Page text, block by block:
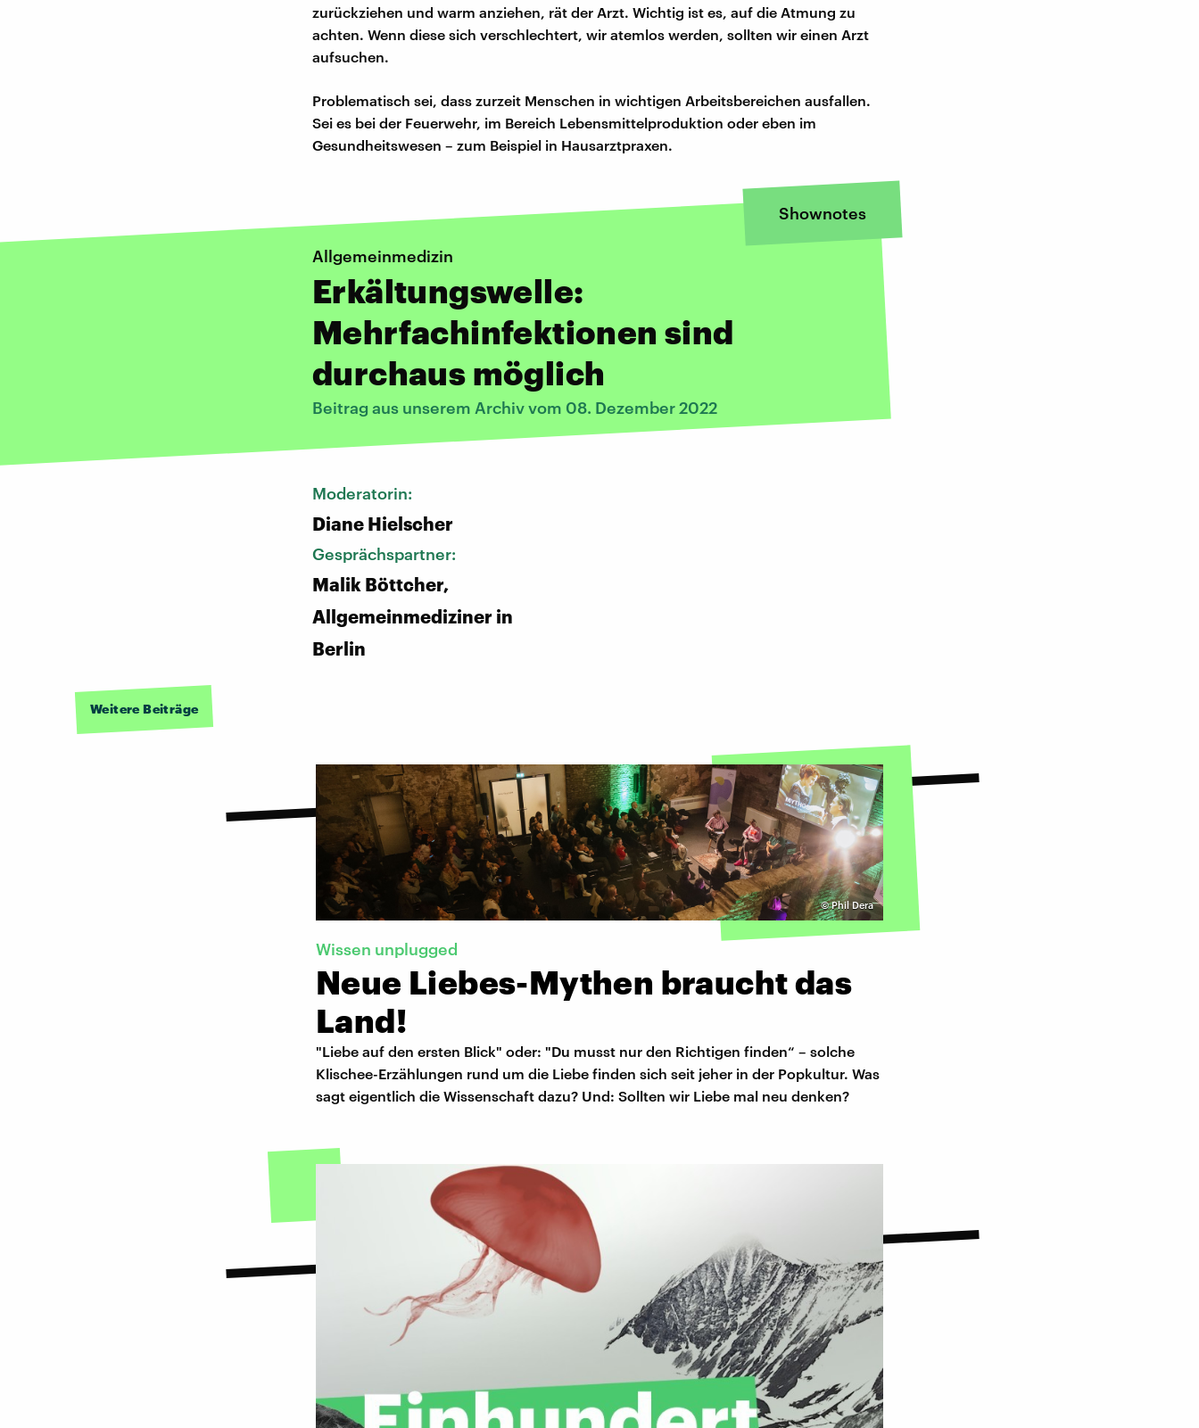
zurückziehen und warm anziehen, rät der Arzt. Wichtig ist es, auf die Atmung zu
achten. Wenn diese sich verschlechtert, wir atemlos werden, sollten wir einen Arzt
aufsuchen.
Problematisch sei, dass zurzeit Menschen in wichtigen Arbeitsbereichen ausfallen.
Sei es bei der Feuerwehr, im Bereich Lebensmittelproduktion oder eben im
Gesundheitswesen – zum Beispiel in Hausarztpraxen.
Shownotes
Allgemeinmedizin
Erkältungswelle:
Mehrfachinfektionen sind
durchaus möglich
Beitrag aus unserem Archiv vom 08. Dezember 2022
Moderatorin:
Diane Hielscher
Gesprächspartner:
Malik Böttcher,
Allgemeinmediziner in
Berlin
Weitere Beiträge
©Phil Dera
Wissen unplugged
Neue Liebes-Mythen braucht das
Land!
"Liebe auf den ersten Blick" oder: "Du musst nur den Richtigen finden“ – solche
Klischee-Erzählungen rund um die Liebe finden sich seit jeher in der Popkultur. Was
sagt eigentlich die Wissenschaft dazu? Und: Sollten wir Liebe mal neu denken?